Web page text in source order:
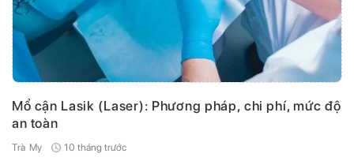
Mổ cận Lasik (Laser): Phương pháp, chi phí, mức độ
an toàn
Trà My 10 tháng trước